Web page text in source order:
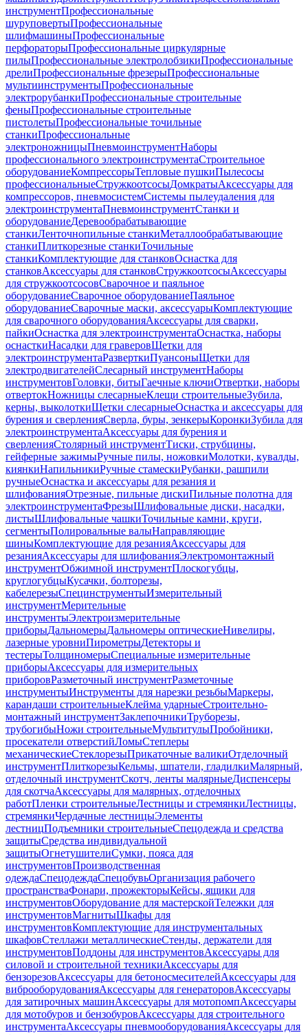
инструментПрофессиональные
шуруповертыПрофессиональные
шлифмашиныПрофессиональные
перфораторыПрофессиональные циркулярные
пилыПрофессиональные электролобзикиПрофессиональные
дрелиПрофессиональные фрезерыПрофессиональные
мультиинструментыПрофессиональные
электрорубанкиПрофессиональные строительные
феныПрофессиональные строительные
пистолетыПрофессиональные точильные
станкиПрофессиональные
электроножницыПневмоинструментНаборы
профессионального электроинструментаСтроительное
оборудованиеКомпрессорыТепловые пушкиПылесосы
профессиональныеСтружкоотсосыДомкратыАксессуары для
компрессоров, пневмосистемСистемы пылеудаления для
электроинструментаПневмоинструментСтанки и
оборудованиеДеревообрабатывающие
станкиЛенточнопильные станкиМеталлообрабатывающие
станкиПлиткорезные станкиТочильные
станкиКомплектующие для станковОснастка для
станковАксессуары для станковСтружкоотсосыАксессуары
для стружкоотсосовСварочное и паяльное
оборудованиеСварочное оборудованиеПаяльное
оборудованиеСварочные маски, аксессуарыКомплектующие
для сварочного оборудованияАксессуары для сварки,
пайкиОснастка для электроинструментаОснастка, наборы
оснасткиНасадки для граверовЩетки для
электроинструментаРазверткиПуансоныЩетки для
электродвигателейСлесарный инструментНаборы
инструментовГоловки, битыГаечные ключиОтвертки, наборы
отвертокНожницы слесарныеКлещи строительныеЗубила,
керны, выколоткиЩетки слесарныеОснастка и аксессуары для
бурения и сверленияСверла, буры, зенкерыКоронкиЗубила для
электроинструментаАксессуары для бурения и
сверленияСтолярный инструментТиски, струбцины,
гейферные зажимыРучные пилы, ножовкиМолотки, кувалды,
киянкиНапильникиРучные стамескиРубанки, рашпили
ручныеОснастка и аксессуары для резания и
шлифованияОтрезные, пильные дискиПильные полотна для
электроинструментаФрезыШлифовальные диски, насадки,
листыШлифовальные чашкиТочильные камни, круги,
сегментыПолировальные валыНаправляющие
шиныКомплектующие для резанияАксессуары для
резанияАксессуары для шлифованияЭлектромонтажный
инструментОбжимной инструментПлоскогубцы,
круглогубцыКусачки, болторезы,
кабелерезыСпецинструментыИзмерительный
инструментМерительные
инструментыЭлектроизмерительные
приборыДальномерыДальномеры оптическиеНивелиры,
лазерные уровниПирометрыДетекторы и
тестерыТолщиномерыСпециальные измерительные
приборыАксессуары для измерительных
приборовРазметочный инструментРазметочные
инструментыИнструменты для нарезки резьбыМаркеры,
карандаши строительныеКлейма ударныеСтроительно-
монтажный инструментЗаклепочникиТруборезы,
трубогибыНожи строительныеМультитулыПробойники,
просекатели отверстийЛомыСтеплеры
механическиеСтеклорезыПрикаточные валикиОтделочный
инструментПлиткорезыКельмы, шпатели, гладилкиМалярный,
отделочный инструментСкотч, ленты малярныеДиспенсеры
для скотчаАксессуары для малярных, отделочных
работПленки строительныеЛестницы и стремянкиЛестницы,
стремянкиЧердачные лестницыЭлементы
лестницПодъемники строительныеСпецодежда и средства
защитыСредства индивидуальной
защитыОгнетушителиСумки, пояса для
инструментовПроизводственная
одеждаСпецодеждаСпецобувьОрганизация рабочего
пространстваФонари, прожекторыКейсы, ящики для
инструментовОборудование для мастерскойТележки для
инструментовМагнитыШкафы для
инструментовКомплектующие для инструментальных
шкафовСтеллажи металлическиеСтенды, держатели для
инструментовПоддоны для инструментовАксессуары для
силовой и строительной техникиАксессуары для
бензорезовАксессуары для бетоносмесителейАксессуары для
виброоборудованияАксессуары для генераторовАксессуары
для затирочных машинАксессуары для мотопомпАксессуары
для мотобуров и бензобуровАксессуары для строительного
инструментаАксессуары пневмооборудованияАксессуары для